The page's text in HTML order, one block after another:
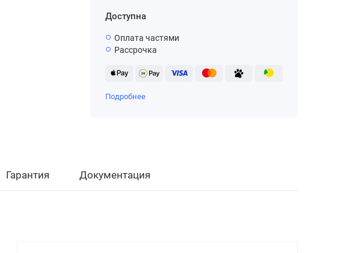
Доступна
Оплата частями
Рассрочка
Подробнее
Гарантия Документация